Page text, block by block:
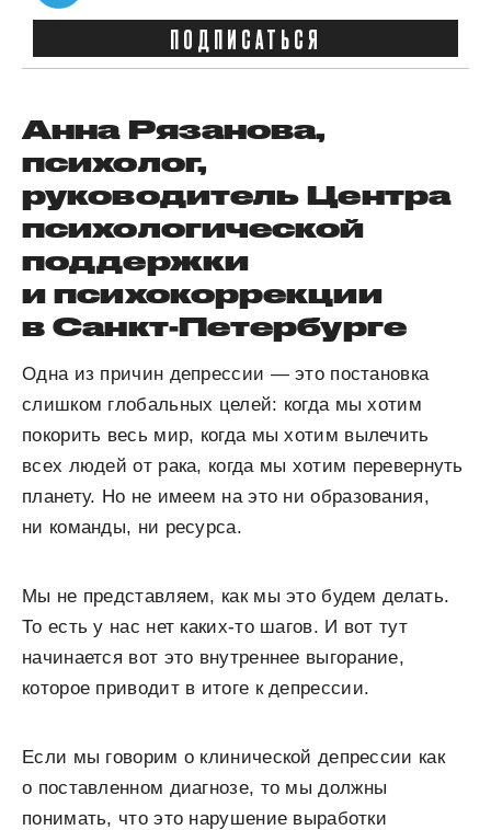
ПОДПИСАТЬСЯ
Анна Рязанова,
психолог,
руководитель Центра
психологической
поддержки
и психокоррекции
в Санкт-Петербурге
Одна из причин депрессии — это постановка
слишком глобальных целей: когда мы хотим
покорить весь мир, когда мы хотим вылечить
всех людей от рака, когда мы хотим перевернуть
планету. Но не имеем на это ни образования,
ни команды, ни ресурса.
Мы не представляем, как мы это будем делать.
То есть у нас нет каких-то шагов. И вот тут
начинается вот это внутреннее выгорание,
которое приводит в итоге к депрессии.
Если мы говорим о клинической депрессии как
о поставленном диагнозе, то мы должны
понимать, что это нарушение выработки